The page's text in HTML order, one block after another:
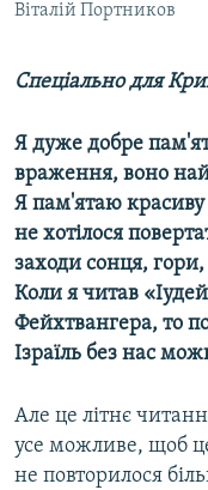
ІНФОГРАФІКА
ДОЛУЧАЙСЯ!
Віталій Портников
Спеціально для
Я дуже добре
враження, воно
Я пам'ятаю красиву
не хотілося
заходи сонця,
Коли я читав
Фейхтвангера, то
Ізраїль без нас
Але це літнє
усе можливе, щоб
не повторилося